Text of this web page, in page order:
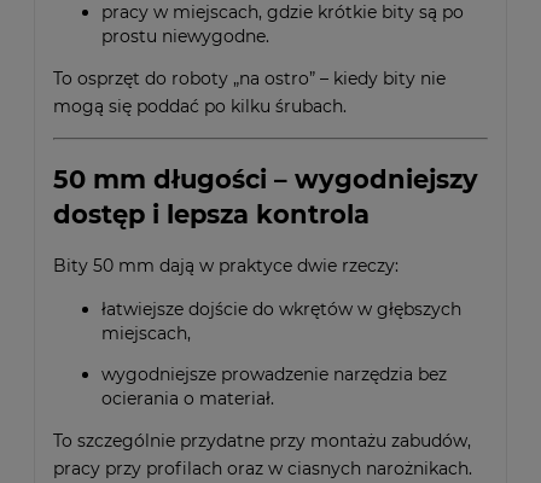
pracy w miejscach, gdzie krótkie bity są po
prostu niewygodne.
To osprzęt do roboty „na ostro” – kiedy bity nie
mogą się poddać po kilku śrubach.
50 mm długości – wygodniejszy
dostęp i lepsza kontrola
Bity 50 mm dają w praktyce dwie rzeczy:
łatwiejsze dojście do wkrętów w głębszych
miejscach,
wygodniejsze prowadzenie narzędzia bez
ocierania o materiał.
To szczególnie przydatne przy montażu zabudów,
pracy przy profilach oraz w ciasnych narożnikach.